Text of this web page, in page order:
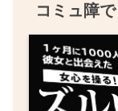
コミュ障